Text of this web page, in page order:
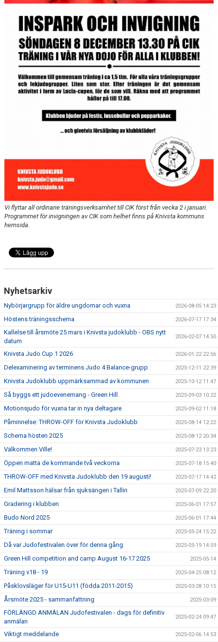
BILDGALLERI
DOKUMENT
Vi flyttar all ordinarie träningsverksamhet till CIK först från vecka 2 i januari.
Programmet för invigningen av CIK som helhet finns på Knivsta kommuns
hemsida.
Nyhetsarkiv
Nybörjargrupp för äldre ungdomar och vuxna 2026-08-05 14:23
Höstens träningsschema 2026-07-17 17:34
Kallelse till årsmöte 25 mars i Knivsta judoklubb - OBS nytt
datum
2026-02-07 14:50
Knivsta Judo Cup 1 2026 2026-01-22 22:56
Delexaminering av terminens Judo 4 Balance-grupp 2025-12-11 22:39
Knivsta Judoklubb uppmärksammad av kommunen 2025-10-12 11:47
Så byggs ett judoevenemang - Green Hill 2025-09-03 10:22
Motionsjudo för vuxna tar in nya deltagare 2025-09-02 11:18
Påminnelse: THROW-OFF för Knivsta Judoklubb 2025-08-14 12:22
Schema hösten 2025 2025-08-12 20:34
Välkommen Ville! 2025-07-23 13:23
Öppen matta de kommande två veckorna 2025-07-18 15:40
THROW-OFF med Knivsta Judoklubb den 19 augusti! 2025-07-17 14:42
Emil Mattsson hälsar från sjuksängen i Tallin 2025-07-09 22:20
Gradering i klubben 2025-06-01 17:57
Budo Nord 2025 2025-06-01 17:44
Träning i sommar 2025-05-24 15:22
Då var Judofestivalen över för denna gång 2025-05-19 14:59
Green Hill competition and camp August 16-17 2025 2025-05-14
Träning v18 - 19 2025-04-25 08:12
Påsklovsläger för U15-U11 (födda 2011-2015) 2025-03-28 10:15
Årsmöte 2025 - sammanfattning 2025-03-09
FÖRLÄNGD ANMÄLAN Judofestivalen - dags för definitiv
anmälan
2025-02-24 09:47
Viktigt meddelande 2025-02-06 14:53